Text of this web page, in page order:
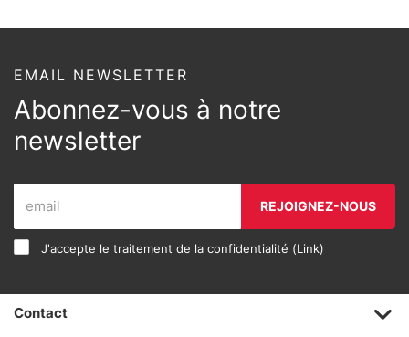
EMAIL NEWSLETTER
Abonnez-vous à notre
newsletter
REJOIGNEZ-NOUS
J'accepte le traitement de la confidentialité (Link)
Contact